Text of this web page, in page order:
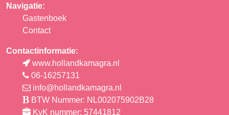
Navigatie:
Gastenboek
Contact
Contactinformatie:
www.hollandkamagra.nl
06-16257131
info@hollandkamagra.nl
BTW Nummer: NL002075902B28
KvK nummer: 57441812